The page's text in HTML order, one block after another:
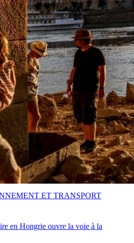
en Hongrie ouvre la voie à la
ET TRANSPORT